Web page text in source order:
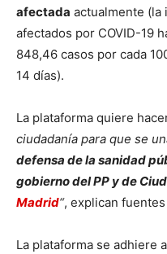
afectada actualmente (la
afectados por COVID-19
848,46 casos por cada
14 días).
La plataforma quiere
ciudadanía para que se
defensa de la sanidad
gobierno del PP y de
Madrid“, explican
La plataforma se adhiere